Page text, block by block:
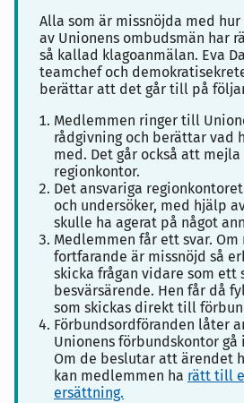
Alla som är missnöjda med
av Unionens ombudsmän har
så kallad klagoanmälan. Eva
teamchef och
berättar att det går till på
Medlemmen ringer till
rådgivning och berättar vad
med. Det går också att
regionkontor.
Det ansvariga
och undersöker, med hjälp
skulle ha agerat på något
Medlemmen får ett svar.
fortfarande är missnöjd så
skicka frågan vidare som ett
besvärsärende. Hen får då
som skickas direkt till
Förbundsordföranden låter
Unionens förbundskontor gå
Om de beslutar att ärendet
kan medlemmen ha rätt till
ersättning.